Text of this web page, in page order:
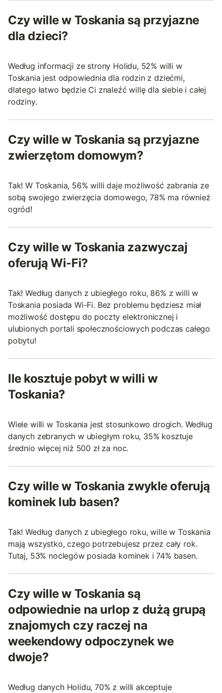
Czy wille w Toskania są przyjazne
dla dzieci?
Według informacji ze strony Holidu, 52% willi w
Toskania jest odpowiednia dla rodzin z dziećmi,
dlatego łatwo będzie Ci znaleźć willę dla siebie i całej
rodziny.
Czy wille w Toskania są przyjazne
zwierzętom domowym?
Tak! W Toskania, 56% willi daje możliwość zabrania ze
sobą swojego zwierzęcia domowego, 78% ma również
ogród!
Czy wille w Toskania zazwyczaj
oferują Wi-Fi?
Tak! Według danych z ubiegłego roku, 86% z willi w
Toskania posiada Wi-Fi. Bez problemu będziesz miał
możliwość dostępu do poczty elektronicznej i
ulubionych portali społecznościowych podczas całego
pobytu!
Ile kosztuje pobyt w willi w
Toskania?
Wiele willi w Toskania jest stosunkowo drogich. Według
danych zebranych w ubiegłym roku, 35% kosztuje
średnio więcej niż 500 zł za noc.
Czy wille w Toskania zwykle oferują
kominek lub basen?
Tak! Według danych z ubiegłego roku, wille w Toskania
mają wszystko, czego potrzebujesz przez cały rok.
Tutaj, 53% noclegów posiada kominek i 74% basen.
Czy wille w Toskania są
odpowiednie na urlop z dużą grupą
znajomych czy raczej na
weekendowy odpoczynek we
dwoje?
Według danych Holidu, 70% z willi akceptuje